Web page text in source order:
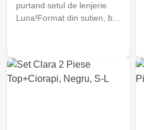
purtand setul de lenjerie
Luna!Format din sutien, b...